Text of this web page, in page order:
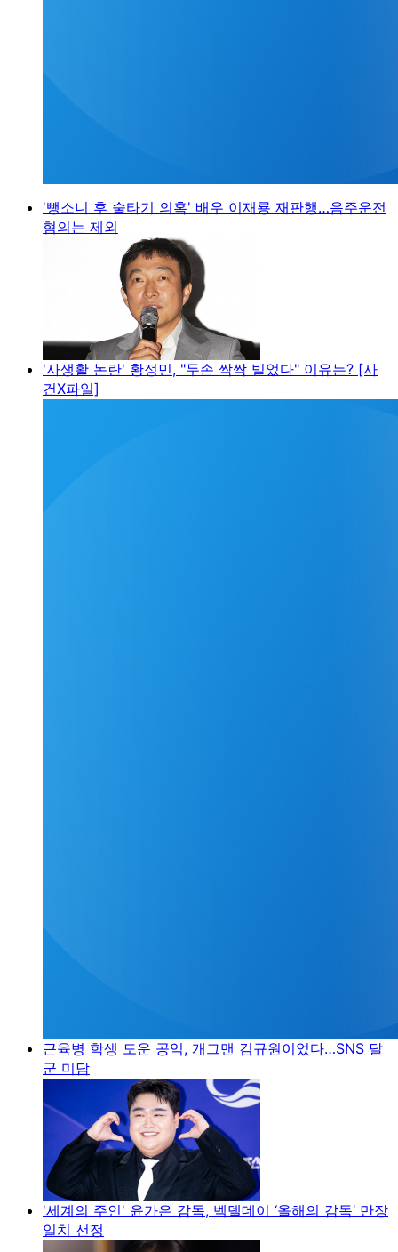
'뺑소니 후 술타기 의혹' 배우 이재룡 재판행…음주운전
혐의는 제외
'사생활 논란' 황정민, "두손 싹싹 빌었다" 이유는? [사
건X파일]
근육병 학생 도운 공익, 개그맨 김규원이었다…SNS 달
군 미담
'세계의 주인' 윤가은 감독, 벡델데이 ‘올해의 감독’ 만장
일치 선정